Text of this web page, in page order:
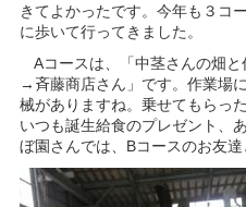
きてよかったです。今年も３コ
に歩いて行ってきました。
Aコースは、「中茎さんの畑
→斉藤商店さん」です。作業場
械がありますね。乗せてもらっ
いつも誕生給食のプレゼント、
ぼ園さんでは、Bコースのお友達